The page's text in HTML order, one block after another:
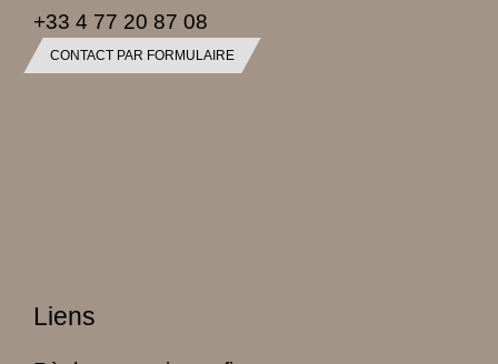
+33 4 77 20 87 08
CONTACT PAR FORMULAIRE
Liens